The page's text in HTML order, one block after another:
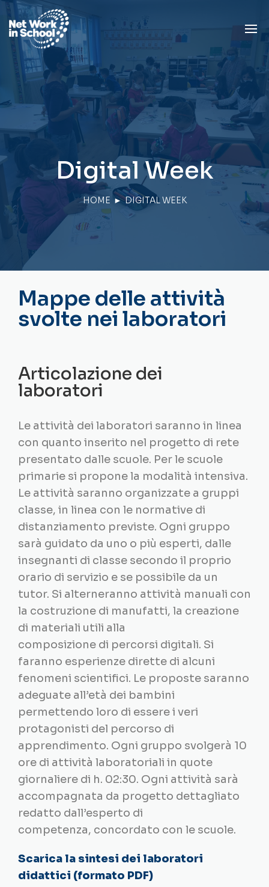
Digital Week
HOME ► DIGITAL WEEK
Mappe delle attività
svolte nei laboratori
Articolazione dei
laboratori
Le attività dei laboratori saranno in linea
con quanto inserito nel progetto di rete
presentato dalle scuole. Per le scuole
primarie si propone la modalità intensiva.
Le attività saranno organizzate a gruppi
classe, in linea con le normative di
distanziamento previste. Ogni gruppo
sarà guidato da uno o più esperti, dalle
insegnanti di classe secondo il proprio
orario di servizio e se possibile da un
tutor. Si alterneranno attività manuali con
la costruzione di manufatti, la creazione
di materiali utili alla
composizione di percorsi digitali. Si
faranno esperienze dirette di alcuni
fenomeni scientifici. Le proposte saranno
adeguate all’età dei bambini
permettendo loro di essere i veri
protagonisti del percorso di
apprendimento. Ogni gruppo svolgerà 10
ore di attività laboratoriali in quote
giornaliere di h. 02:30. Ogni attività sarà
accompagnata da progetto dettagliato
redatto dall’esperto di
competenza, concordato con le scuole.
Scarica la sintesi dei laboratori
didattici (formato PDF)